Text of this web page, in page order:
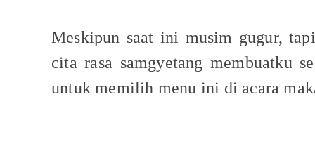
Meskipun saat ini musim gugur,
cita rasa samgyetang membuatku
untuk memilih menu ini di acara